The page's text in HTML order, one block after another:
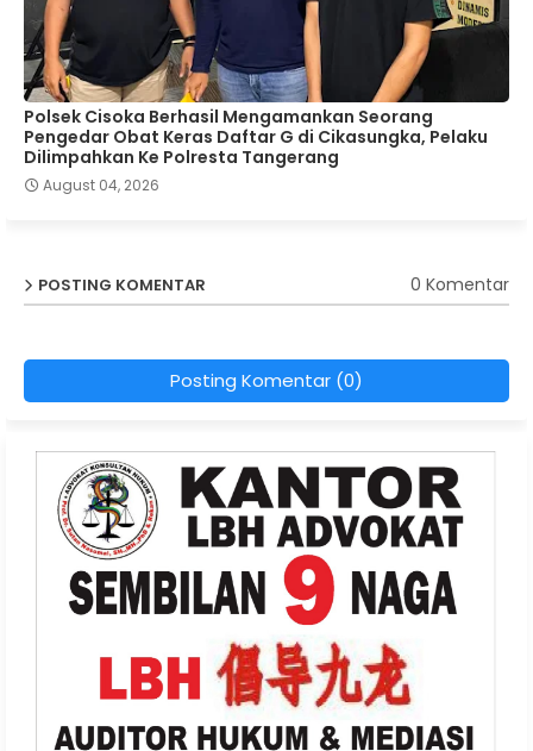
Polsek Cisoka Berhasil Mengamankan Seorang
Pengedar Obat Keras Daftar G di Cikasungka, Pelaku
Dilimpahkan Ke Polresta Tangerang
August 04, 2026
POSTING KOMENTAR 0 Komentar
Posting Komentar (0)